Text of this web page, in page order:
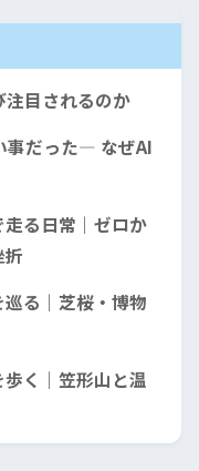
注目されるのか
事だった— なぜAI
走る日常｜ゼロか
折
る｜芝桜・博物
く｜笠形山と温